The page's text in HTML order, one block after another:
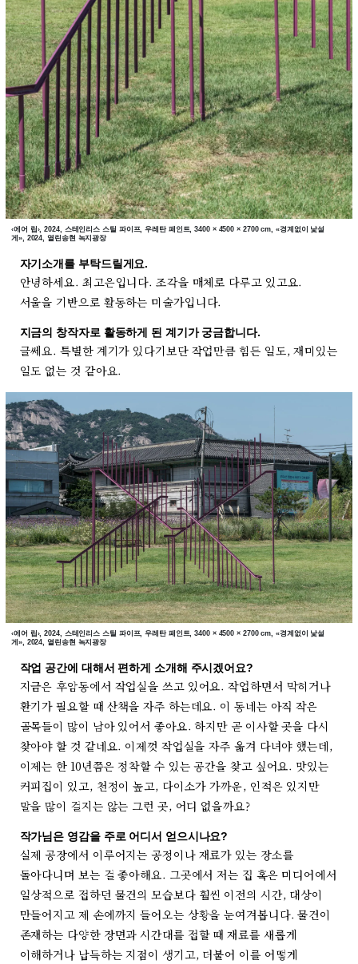
‹에어 립›, 2024, 스테인리스 스틸 파이프, 우레탄 페인트, 3400 × 4500 × 2700 cm, «경계없이 낯설
게», 2024, 열린송현 녹지광장
자기소개를 부탁드릴게요.
안녕하세요. 최고은입니다. 조각을 매체로 다루고 있고요.
서울을 기반으로 활동하는 미술가입니다.
지금의 창작자로 활동하게 된 계기가 궁금합니다.
글쎄요. 특별한 계기가 있다기보단 작업만큼 힘든 일도, 재미있는
일도 없는 것 같아요.
‹에어 립›, 2024, 스테인리스 스틸 파이프, 우레탄 페인트, 3400 × 4500 × 2700 cm, «경계없이 낯설
게», 2024, 열린송현 녹지광장
작업 공간에 대해서 편하게 소개해 주시겠어요?
지금은 후암동에서 작업실을 쓰고 있어요. 작업하면서 막히거나
환기가 필요할 때 산책을 자주 하는데요. 이 동네는 아직 작은
골목들이 많이 남아 있어서 좋아요. 하지만 곧 이사할 곳을 다시
찾아야 할 것 같네요. 이제껏 작업실을 자주 옮겨 다녀야 했는데,
이제는 한 10년쯤은 정착할 수 있는 공간을 찾고 싶어요. 맛있는
커피집이 있고, 천정이 높고, 다이소가 가까운, 인적은 있지만
말을 많이 걸지는 않는 그런 곳, 어디 없을까요?
작가님은 영감을 주로 어디서 얻으시나요?
실제 공장에서 이루어지는 공정이나 재료가 있는 장소를
돌아다니며 보는 걸 좋아해요. 그곳에서 저는 집 혹은 미디어에서
일상적으로 접하던 물건의 모습보다 훨씬 이전의 시간, 대상이
만들어지고 제 손에까지 들어오는 상황을 눈여겨봅니다. 물건이
존재하는 다양한 장면과 시간대를 접할 때 재료를 새롭게
이해하거나 납득하는 지점이 생기고, 더불어 이를 어떻게